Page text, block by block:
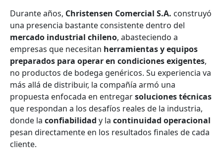
Durante años, Christensen Comercial S.A. construyó
una presencia bastante consistente dentro del
mercado industrial chileno, abasteciendo a
empresas que necesitan herramientas y equipos
preparados para operar en condiciones exigentes,
no productos de bodega genéricos. Su experiencia va
más allá de distribuir, la compañía armó una
propuesta enfocada en entregarsoluciones técnicas
que respondan a los desafíos reales de la industria,
donde la confiabilidad y la continuidad operacional
pesan directamente en los resultados finales de cada
cliente.